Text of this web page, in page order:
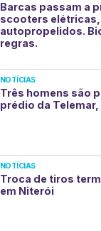
Barcas passam a
scooters
autopropelidos.
regras.
NOTÍCIAS
Três homens são
prédio da
NOTÍCIAS
Troca de tiros
em Niterói